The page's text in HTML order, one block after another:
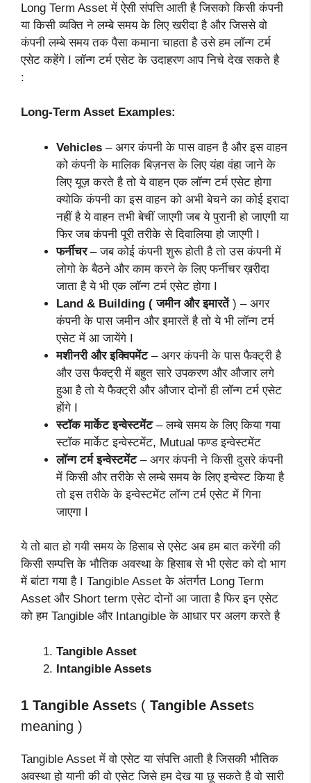
Long Term Asset में ऐसी संपत्ति आती है जिसको किसी कंपनी
या किसी व्यक्ति ने लम्बे समय के लिए खरीदा है और जिससे वो
कंपनी लम्बे समय तक पैसा कमाना चाहता है उसे हम लॉन्ग टर्म
एसेट कहेंगे I लॉन्ग टर्म एसेट के उदाहरण आप निचे देख सकते है
:
Long-Term Asset Examples:
Vehicles – अगर कंपनी के पास वाहन है और इस वाहन
को कंपनी के मालिक बिज़नस के लिए यंहा वंहा जाने के
लिए यूज़ करते है तो ये वाहन एक लॉन्ग टर्म एसेट होगा
क्योकि कंपनी का इस वाहन को अभी बेचने का कोई इरादा
नहीं है ये वाहन तभी बेचीं जाएगी जब ये पुरानी हो जाएगी या
फिर जब कंपनी पूरी तरीके से दिवालिया हो जाएगी I
फर्नीचर– जब कोई कंपनी शुरू होती है तो उस कंपनी में
लोगो के बैठने और काम करने के लिए फर्नीचर ख़रीदा
जाता है ये भी एक लॉन्ग टर्म एसेट होगा I
Land & Building ( जमीन और इमारतें ) – अगर
कंपनी के पास जमीन और इमारतें है तो ये भी लॉन्ग टर्म
एसेट में आ जायेंगे I
मशीनरी और इक्विपमेंट– अगर कंपनी के पास फैक्ट्री है
और उस फैक्ट्री में बहुत सारे उपकरण और औजार लगे
हुआ है तो ये फैक्ट्री और औजार दोनों ही लॉन्ग टर्म एसेट
होंगे I
स्टॉक मार्केट इन्वेस्टमेंट– लम्बे समय के लिए किया गया
स्टॉक मार्केट इन्वेस्टमेंट, Mutual फण्ड इन्वेस्टमेंट
लॉन्ग टर्म इन्वेस्टमेंट– अगर कंपनी ने किसी दुसरे कंपनी
में किसी और तरीके से लम्बे समय के लिए इन्वेस्ट किया है
तो इस तरीके के इन्वेस्टमेंट लॉन्ग टर्म एसेट में गिना
जाएगा I
ये तो बात हो गयी समय के हिसाब से एसेट अब हम बात करेंगी की
किसी सम्पत्ति के भौतिक अवस्था के हिसाब से भी एसेट को दो भाग
में बांटा गया है I Tangible Asset के अंतर्गत Long Term
Asset और Short term एसेट दोनों आ जाता है फिर इन एसेट
को हम Tangible और Intangible के आधार पर अलग करते है
Tangible Asset
Intangible Assets
1 Tangible Assets ( Tangible Assets
meaning )
Tangible Asset में वो एसेट या संपत्ति आती है जिसकी भौतिक
अवस्था हो यानी की वो एसेट जिसे हम देख या छू सकते है वो सारी